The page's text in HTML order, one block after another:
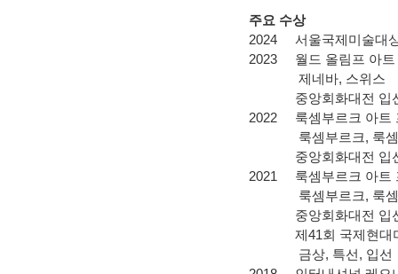
주요 수상
2024
서울국제미술대
2023
월드 올림프 아
제네바, 스위스
중앙회화대전 입
2022
룩셈부르크 아트
룩셈부르크, 룩
중앙회화대전 입
2021
룩셈부르크 아트
룩셈부르크, 룩
중앙회화대전 입
제41회 국제현대
금상, 특선, 입선